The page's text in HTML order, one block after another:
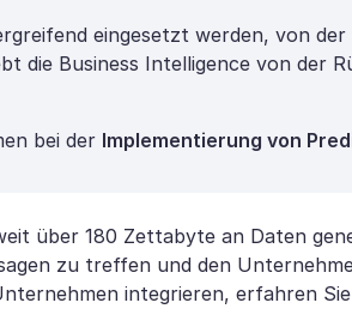
eingesetzt werden, von
die Business Intelligence von der
bei der Implementierung von
über 180 Zettabyte an Daten
zu treffen und den
integrieren, erfahren